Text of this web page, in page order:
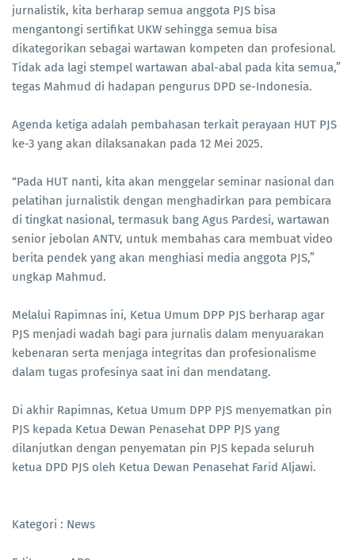
jurnalistik, kita berharap semua anggota PJS bisa
mengantongi sertifikat UKW sehingga semua bisa
dikategorikan sebagai wartawan kompeten dan profesional.
Tidak ada lagi stempel wartawan abal-abal pada kita semua,”
tegas Mahmud di hadapan pengurus DPD se-Indonesia.
Agenda ketiga adalah pembahasan terkait perayaan HUT PJS
ke-3 yang akan dilaksanakan pada 12 Mei 2025.
“Pada HUT nanti, kita akan menggelar seminar nasional dan
pelatihan jurnalistik dengan menghadirkan para pembicara
di tingkat nasional, termasuk bang Agus Pardesi, wartawan
senior jebolan ANTV, untuk membahas cara membuat video
berita pendek yang akan menghiasi media anggota PJS,”
ungkap Mahmud.
Melalui Rapimnas ini, Ketua Umum DPP PJS berharap agar
PJS menjadi wadah bagi para jurnalis dalam menyuarakan
kebenaran serta menjaga integritas dan profesionalisme
dalam tugas profesinya saat ini dan mendatang.
Di akhir Rapimnas, Ketua Umum DPP PJS menyematkan pin
PJS kepada Ketua Dewan Penasehat DPP PJS yang
dilanjutkan dengan penyematan pin PJS kepada seluruh
ketua DPD PJS oleh Ketua Dewan Penasehat Farid Aljawi.
Kategori : News